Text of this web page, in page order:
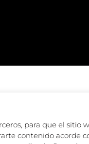
para que el
contenido acorde